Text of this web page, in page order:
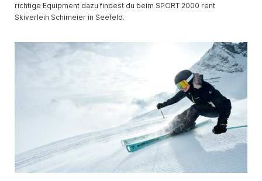
richtige Equipment dazu findest du beim SPORT 2000 rent
Skiverleih Schimeier in Seefeld.